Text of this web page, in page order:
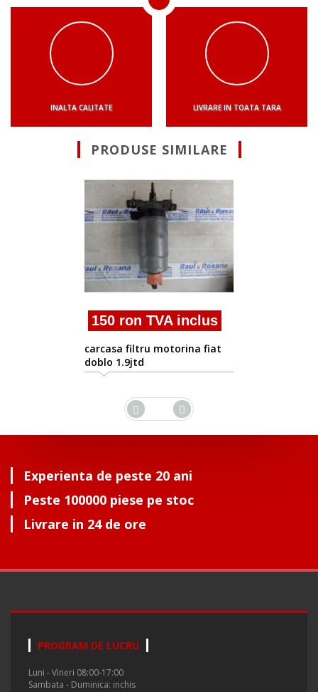
INALTA CALITATE LIVRARE IN TOATA TARA
PRODUSE SIMILARE
carcasa filtru
Experienta de peste 20 ani
Peste 100000 piese pe stoc
Livrare in 24 de ore
PROGRAM DE LUCRU
Luni - Vineri 08:00-17:00
Sambata - Duminica: inchis